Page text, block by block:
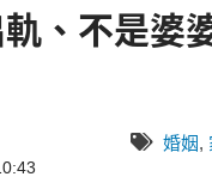
、不是婆
婚姻,